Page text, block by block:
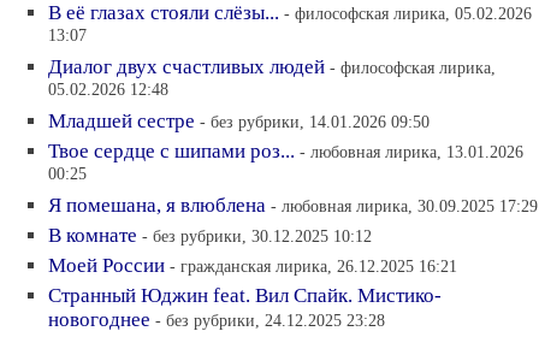
В её глазах стояли слёзы... - философская лирика, 05.02.2026
13:07
Диалог двух счастливых людей - философская лирика,
05.02.2026 12:48
Младшей сестре - без рубрики, 14.01.2026 09:50
Твое сердце с шипами роз... - любовная лирика, 13.01.2026
00:25
Я помешана, я влюблена - любовная лирика, 30.09.2025 17:29
В комнате - без рубрики, 30.12.2025 10:12
Моей России - гражданская лирика, 26.12.2025 16:21
Странный Юджин feat. Вил Спайк. Мистико-
новогоднее - без рубрики, 24.12.2025 23:28